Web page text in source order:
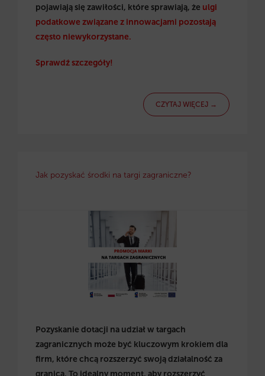
pojawiają się zawiłości, które sprawiają, że ulgi
podatkowe związane z innowacjami pozostają
często niewykorzystane.
Sprawdź szczegóły!
CZYTAJ WIĘCEJ →
Jak pozyskać środki na targi zagraniczne?
Pozyskanie dotacji na udział w targach
zagranicznych może być kluczowym krokiem dla
firm, które chcą rozszerzyć swoją działalność za
granicą. To idealny moment, aby rozszerzyć